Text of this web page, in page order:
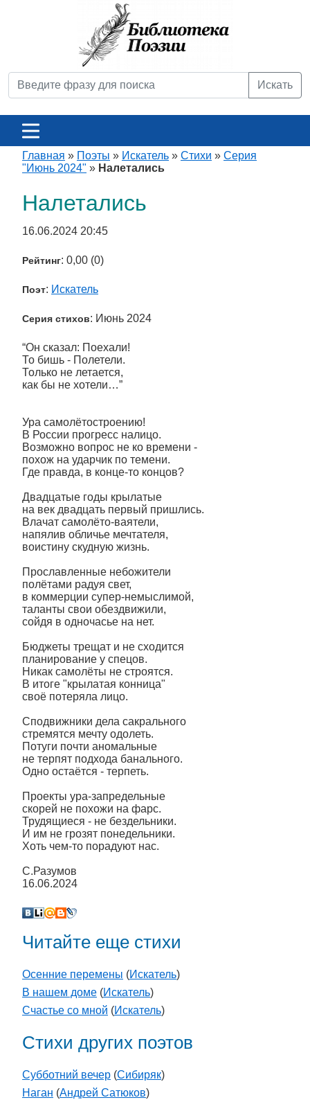
Искать
Главная » Поэты » Искатель » Стихи » Серия
"Июнь 2024" » Налетались
Налетались
16.06.2024 20:45
Рейтинг: 0,00 (0)
Поэт: Искатель
Серия стихов: Июнь 2024
“Он сказал: Поехали!
То бишь - Полетели.
Только не летается,
как бы не хотели…”
Ура самолётостроению!
В России прогресс налицо.
Возможно вопрос не ко времени -
похож на ударчик по темени.
Где правда, в конце-то концов?
Двадцатые годы крылатые
на век двадцать первый пришлись.
Влачат самолёто-ваятели,
напялив обличье мечтателя,
воистину скудную жизнь.
Прославленные небожители
полётами радуя свет,
в коммерции супер-немыслимой,
таланты свои обездвижили,
сойдя в одночасье на нет.
Бюджеты трещат и не сходится
планирование у спецов.
Никак самолёты не строятся.
В итоге "крылатая конница"
своё потеряла лицо.
Сподвижники дела сакрального
стремятся мечту одолеть.
Потуги почти аномальные
не терпят подхода банального.
Одно остаётся - терпеть.
Проекты ура-запредельные
скорей не похожи на фарс.
Трудящиеся - не бездельники.
И им не грозят понедельники.
Хоть чем-то порадуют нас.
С.Разумов
16.06.2024
Читайте еще стихи
Осенние перемены (Искатель)
В нашем доме (Искатель)
Счастье со мной (Искатель)
Стихи других поэтов
Субботний вечер (Cибиряк)
Наган (Андрей Сатюков)